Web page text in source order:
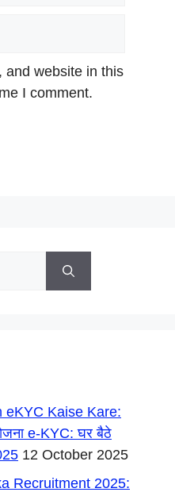
and website in this
I comment.
eKYC Kaise Kare:
e-KYC: घर बैठे
12 October 2025
Recruitment 2025: